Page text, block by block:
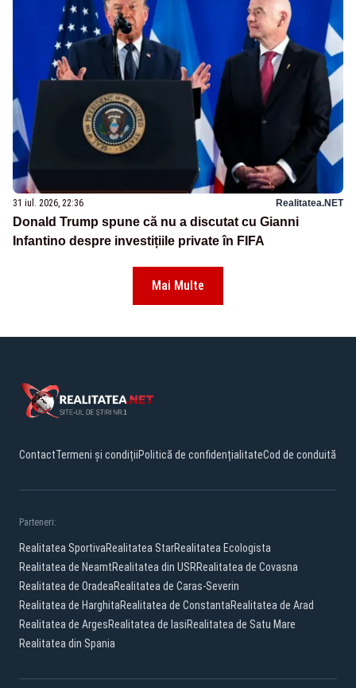
31 iul. 2026, 22:36 Realitatea.NET
Donald Trump spune că nu a discutat cu Gianni
Infantino despre investițiile private în FIFA
Mai Multe
ContactTermeni și condițiiPolitică de confidențialitateCod de conduită
Parteneri:
Realitatea SportivaRealitatea StarRealitatea Ecologista
Realitatea de NeamtRealitatea din USRRealitatea de Covasna
Realitatea de OradeaRealitatea de Caras-Severin
Realitatea de HarghitaRealitatea de ConstantaRealitatea de Arad
Realitatea de ArgesRealitatea de IasiRealitatea de Satu Mare
Realitatea din Spania